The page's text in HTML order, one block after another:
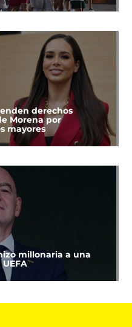
derechos
Morena por
mayores
millonaria a una